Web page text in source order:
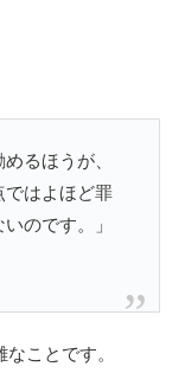
るほうが、
ではよほど罪
のです。」
ことです。